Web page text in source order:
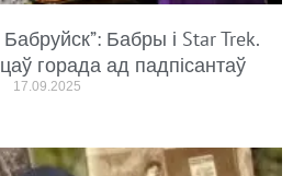
Бабры і Star Trek.
горада ад падпісантаў
17.09.2025